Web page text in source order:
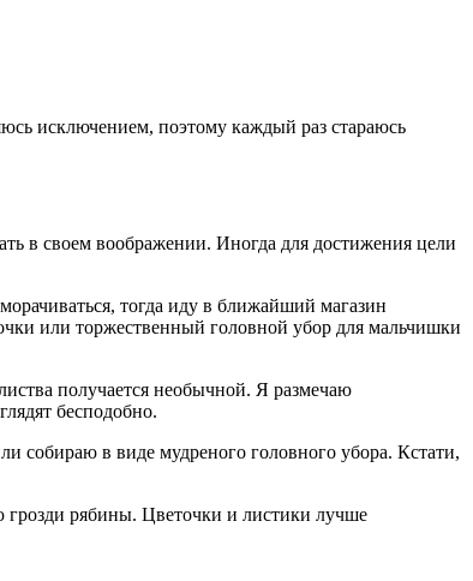
исключением, поэтому каждый раз стараюсь
в своем воображении. Иногда для достижения цели
тогда иду в ближайший магазин
или торжественный головной убор для мальчишки
получается необычной. Я размечаю
бесподобно.
собираю в виде мудреного головного убора. Кстати,
рябины. Цветочки и листики лучше